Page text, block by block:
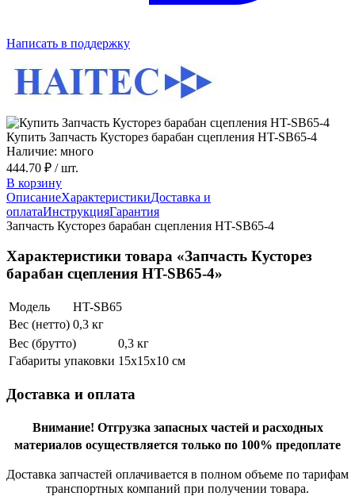
Написать в поддержку
Купить Запчасть Кусторез барабан сцепления HT-SB65-4
Наличие: много
444.70 ₽ / шт.
В корзину
ОписаниеХарактеристикиДоставка и
оплатаИнструкцияГарантия
Запчасть Кусторез барабан сцепления HT-SB65-4
Характеристики товара «Запчасть Кусторез
барабан сцепления HT-SB65-4»
Модель
HT-SB65
Вес (нетто) 0,3 кг
Вес (брутто)
0,3 кг
Габариты упаковки 15х15х10 см
Доставка и оплата
Внимание! Отгрузка запасных частей и расходных
материалов осуществляется только по 100% предоплате
Доставка запчастей оплачивается в полном объеме по тарифам
транспортных компаний при получении товара.